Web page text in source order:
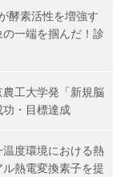
酵素活性を増強す
一端を掴んだ！診
農工大学発「新規脳
・目標達成
温度環境における熱
熱電変換素子を提